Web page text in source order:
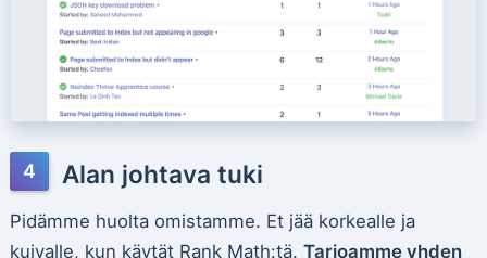
Alan johtava tuki
Pidämme huolta omistamme. Et jää korkealle ja
kuivalle, kun käytät Rank Math:tä. Tarjoamme yhden